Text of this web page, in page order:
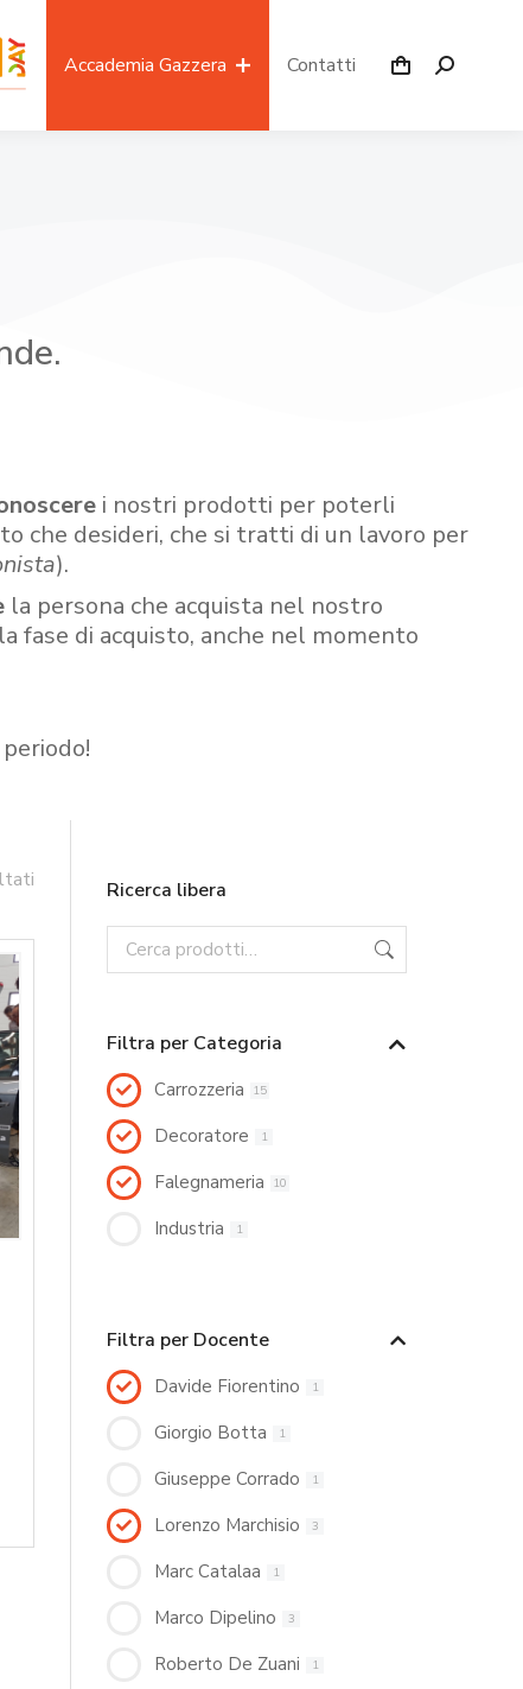
Accademia Gazzera Contatti
i nostri prodotti per poterli
che desideri, che si tratti di un lavoro per
).
la persona che acquista nel nostro
fase di acquisto, anche nel momento
Ricerca libera
Filtra per Categoria
Carrozzeria 15
Decoratore 1
Falegnameria 10
Industria 1
Filtra per Docente
Davide Fiorentino 1
Giorgio Botta 1
Giuseppe Corrado 1
Lorenzo Marchisio 3
Marc Catalaa 1
Marco Dipelino 3
Roberto De Zuani 1